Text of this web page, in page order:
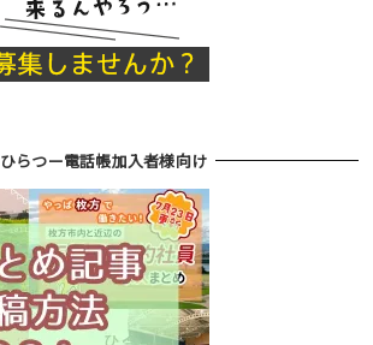
ひらつー電話帳加入者様向け